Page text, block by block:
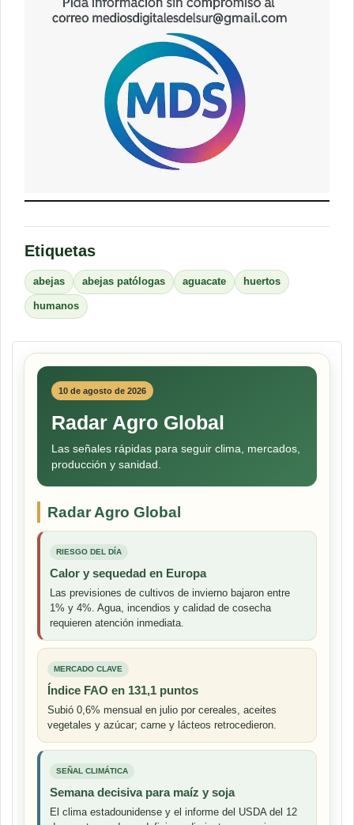
Etiquetas
abejas abejas patólogas aguacate huertos
humanos
10 de agosto de 2026
Radar Agro Global
Las señales rápidas para seguir clima, mercados,
producción y sanidad.
Radar Agro Global
RIESGO DEL DÍA
Calor y sequedad en Europa
Las previsiones de cultivos de invierno bajaron entre
1% y 4%. Agua, incendios y calidad de cosecha
requieren atención inmediata.
MERCADO CLAVE
Índice FAO en 131,1 puntos
Subió 0,6% mensual en julio por cereales, aceites
vegetales y azúcar; carne y lácteos retrocedieron.
SEÑAL CLIMÁTICA
Semana decisiva para maíz y soja
El clima estadounidense y el informe del USDA del 12